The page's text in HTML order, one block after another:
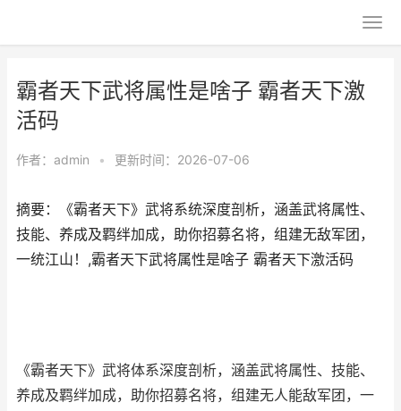
霸者天下武将属性是啥子 霸者天下激
活码
作者： admin • 更新时间：2026-07-06
摘要：《霸者天下》武将系统深度剖析，涵盖武将属性、
技能、养成及羁绊加成，助你招募名将，组建无敌军团，
一统江山！,霸者天下武将属性是啥子 霸者天下激活码
《霸者天下》武将体系深度剖析，涵盖武将属性、技能、
养成及羁绊加成，助你招募名将，组建无人能敌军团，一